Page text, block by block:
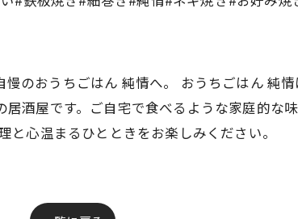
のおうちごはん 純情へ。 おうちごはん 純
酒屋です。ご自宅で食べるような家庭的な
心温まるひとときをお楽しみください。